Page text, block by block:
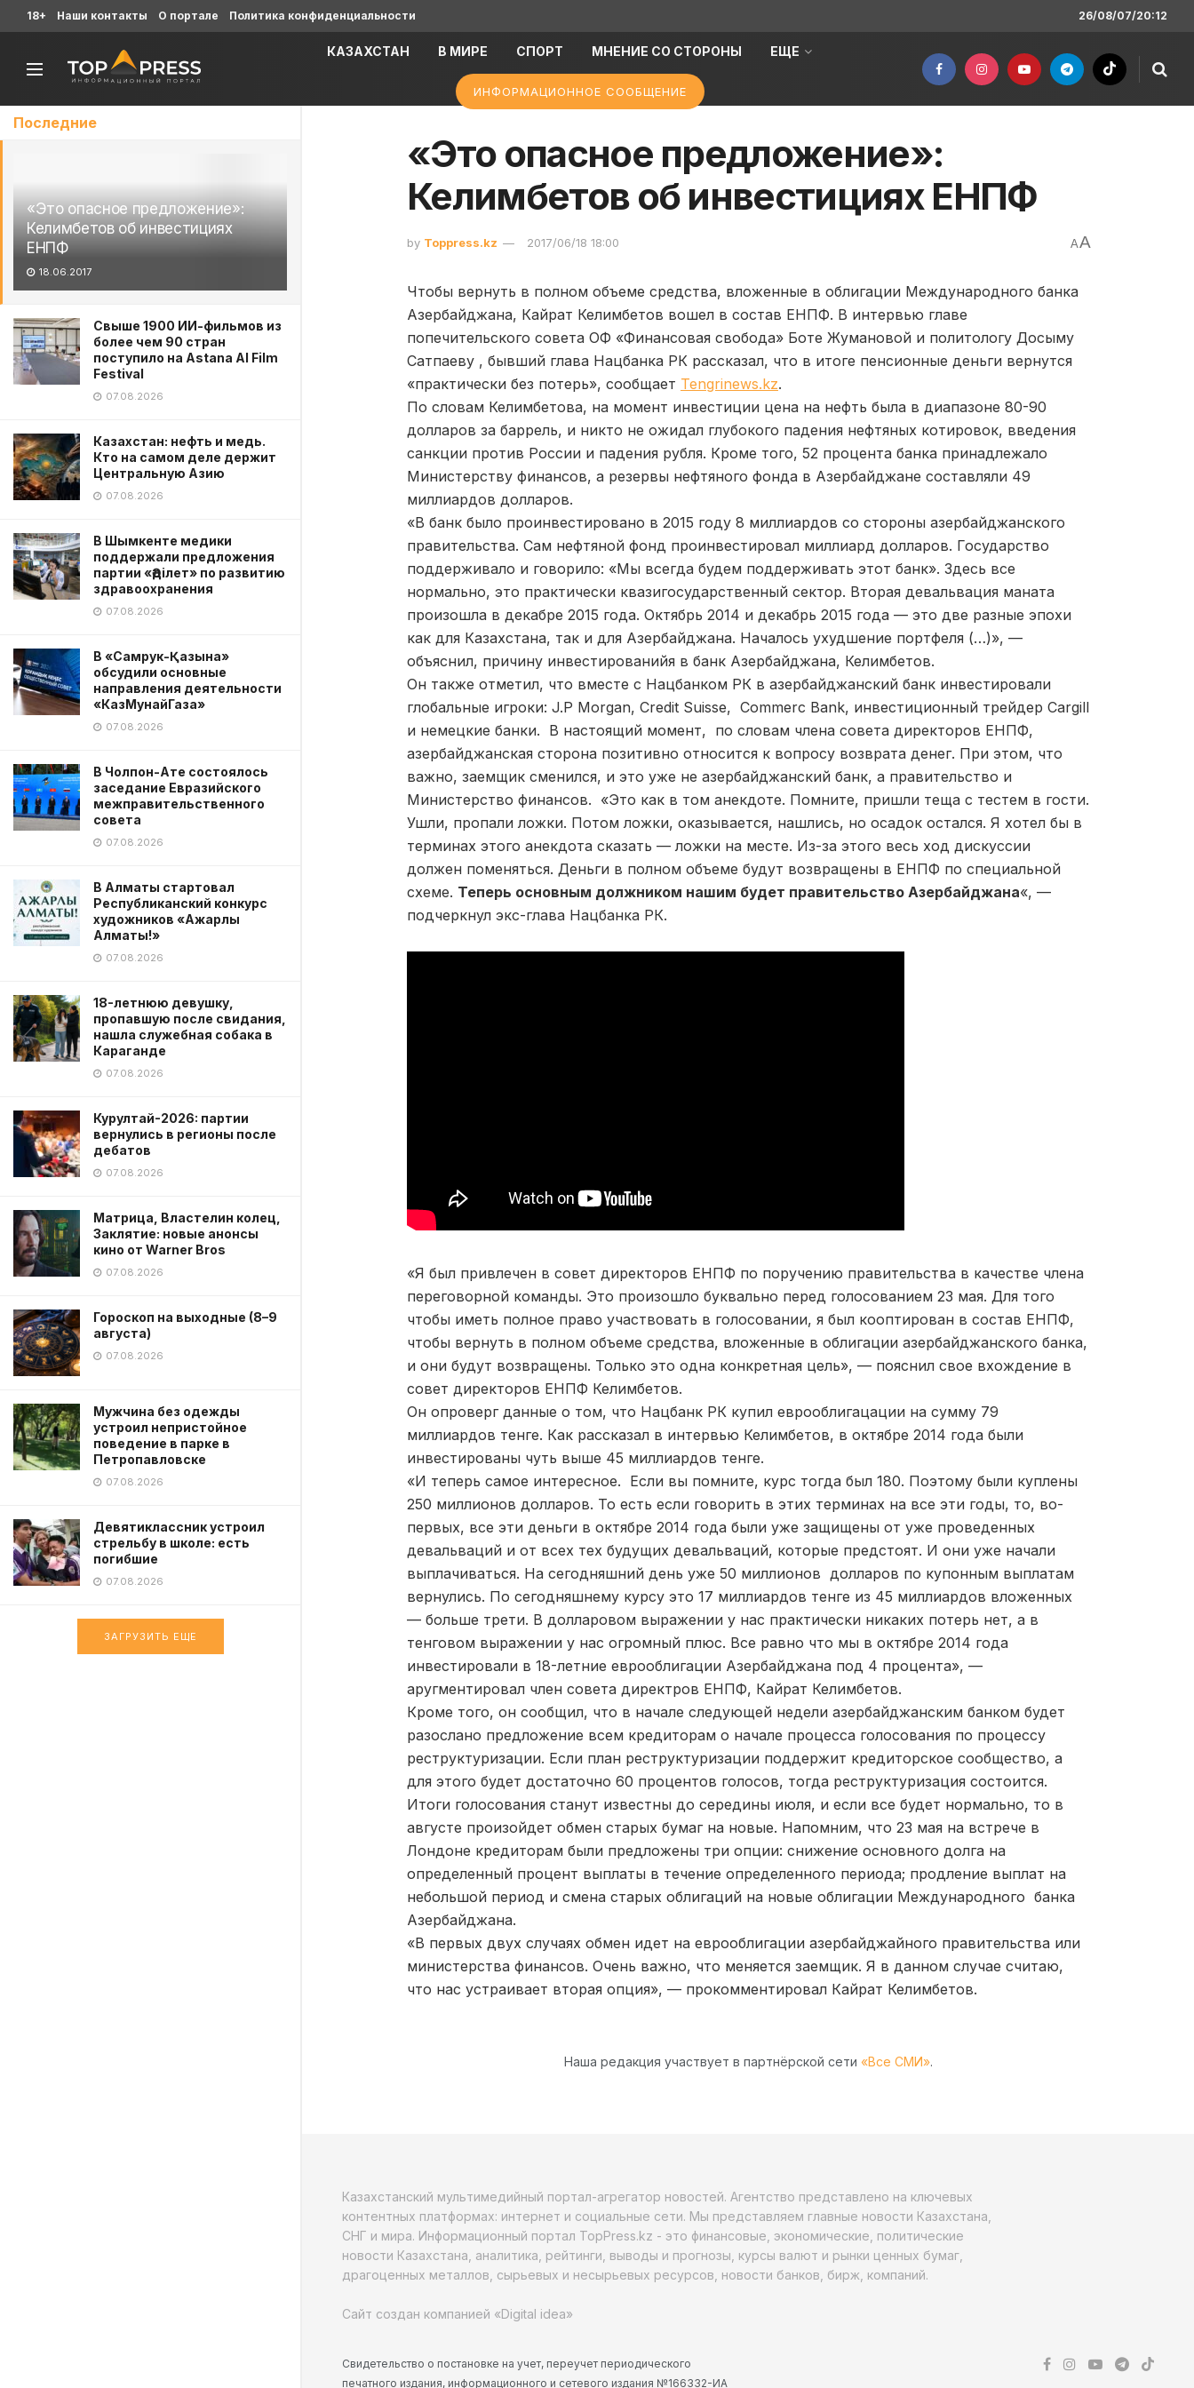
Последние
«Это опасное предложение»:
Келимбетов об инвестициях
ЕНПФ
18.06.2017
Свыше 1900 ИИ-фильмов из
более чем 90 стран
поступило на Astana AI Film
Festival
07.08.2026
Казахстан: нефть и медь.
Кто на самом деле держит
Центральную Азию
07.08.2026
В Шымкенте медики
поддержали предложения
партии «Әділет» по развитию
здравоохранения
07.08.2026
В «Самрук-Қазына»
обсудили основные
направления деятельности
«КазМунайГаза»
07.08.2026
В Чолпон-Ате состоялось
заседание Евразийского
межправительственного
совета
07.08.2026
В Алматы стартовал
Республиканский конкурс
художников «Ажарлы
Алматы!»
07.08.2026
18-летнюю девушку,
пропавшую после свидания,
нашла служебная собака в
Караганде
07.08.2026
Курултай-2026: партии
вернулись в регионы после
дебатов
07.08.2026
Матрица, Властелин колец,
Заклятие: новые анонсы
кино от Warner Bros
07.08.2026
Гороскоп на выходные (8–9
августа)
07.08.2026
Мужчина без одежды
устроил непристойное
поведение в парке в
Петропавловске
07.08.2026
Девятиклассник устроил
стрельбу в школе: есть
погибшие
07.08.2026
ЗАГРУЗИТЬ ЕЩЕ
18+ Наши контакты О портале Политика конфиденциальности 26/08/07/20:12
КАЗАХСТАН В МИРЕ СПОРТ МНЕНИЕ СО СТОРОНЫ ЕЩЕ
ИНФОРМАЦИОННОЕ СООБЩЕНИЕ
«Это опасное предложение»:
Келимбетов об инвестициях ЕНПФ
by Toppress.kz 2017/06/18 18:00 AA
Чтобы вернуть в полном объеме средства, вложенные в облигации Международного банка
Азербайджана, Кайрат Келимбетов вошел в состав ЕНПФ. В интервью главе
попечительского совета ОФ «Финансовая свобода» Боте Жумановой и политологу Досыму
Сатпаеву , бывший глава Нацбанка РК рассказал, что в итоге пенсионные деньги вернутся
«практически без потерь», сообщает Tengrinews.kz.
По словам Келимбетова, на момент инвестиции цена на нефть была в диапазоне 80-90
долларов за баррель, и никто не ожидал глубокого падения нефтяных котировок, введения
санкции против России и падения рубля. Кроме того, 52 процента банка принадлежало
Министерству финансов, а резервы нефтяного фонда в Азербайджане составляли 49
миллиардов долларов.
«В банк было проинвестировано в 2015 году 8 миллиардов со стороны азербайджанского
правительства. Сам нефтяной фонд проинвестировал миллиард долларов. Государство
поддерживало и говорило: «Мы всегда будем поддерживать этот банк». Здесь все
нормально, это практически квазигосударственный сектор. Вторая девальвация маната
произошла в декабре 2015 года. Октябрь 2014 и декабрь 2015 года — это две разные эпохи
как для Казахстана, так и для Азербайджана. Началось ухудшение портфеля (…)», —
объяснил, причину инвестированийя в банк Азербайджана, Келимбетов.
Он также отметил, что вместе с Нацбанком РК в азербайджанский банк инвестировали
глобальные игроки: J.P Morgan, Credit Suisse, Commerc Bank, инвестиционный трейдер Cargill
и немецкие банки. В настоящий момент, по словам члена совета директоров ЕНПФ,
азербайджанская сторона позитивно относится к вопросу возврата денег. При этом, что
важно, заемщик сменился, и это уже не азербайджанский банк, а правительство и
Министерство финансов. «Это как в том анекдоте. Помните, пришли теща с тестем в гости.
Ушли, пропали ложки. Потом ложки, оказывается, нашлись, но осадок остался. Я хотел бы в
терминах этого анекдота сказать — ложки на месте. Из-за этого весь ход дискуссии
должен поменяться. Деньги в полном объеме будут возвращены в ЕНПФ по специальной
схеме. Теперь основным должником нашим будет правительство Азербайджана«, —
подчеркнул экс-глава Нацбанка РК.
«Я был привлечен в совет директоров ЕНПФ по поручению правительства в качестве члена
переговорной команды. Это произошло буквально перед голосованием 23 мая. Для того
чтобы иметь полное право участвовать в голосовании, я был кооптирован в состав ЕНПФ,
чтобы вернуть в полном объеме средства, вложенные в облигации азербайджанского банка,
и они будут возвращены. Только это одна конкретная цель», — пояснил свое вхождение в
совет директоров ЕНПФ Келимбетов.
Он опроверг данные о том, что Нацбанк РК купил еврооблигацации на сумму 79
миллиардов тенге. Как рассказал в интервью Келимбетов, в октябре 2014 года были
инвестированы чуть выше 45 миллиардов тенге.
«И теперь самое интересное. Если вы помните, курс тогда был 180. Поэтому были куплены
250 миллионов долларов. То есть если говорить в этих терминах на все эти годы, то, во-
первых, все эти деньги в октябре 2014 года были уже защищены от уже проведенных
девальваций и от всех тех будущих девальваций, которые предстоят. И они уже начали
выплачиваться. На сегодняшний день уже 50 миллионов долларов по купонным выплатам
вернулись. По сегодняшнему курсу это 17 миллиардов тенге из 45 миллиардов вложенных
— больше трети. В долларовом выражении у нас практически никаких потерь нет, а в
тенговом выражении у нас огромный плюс. Все равно что мы в октябре 2014 года
инвестировали в 18-летние еврооблигации Азербайджана под 4 процента», —
аругментировал член совета директров ЕНПФ, Кайрат Келимбетов.
Кроме того, он сообщил, что в начале следующей недели азербайджанским банком будет
разослано предложение всем кредиторам о начале процесса голосования по процессу
реструктуризации. Если план реструктуризации поддержит кредиторское сообщество, а
для этого будет достаточно 60 процентов голосов, тогда реструктуризация состоится.
Итоги голосования станут известны до середины июля, и если все будет нормально, то в
августе произойдет обмен старых бумаг на новые. Напомним, что 23 мая на встрече в
Лондоне кредиторам были предложены три опции: снижение основного долга на
определенный процент выплаты в течение определенного периода; продление выплат на
небольшой период и смена старых облигаций на новые облигации Международного банка
Азербайджана.
«В первых двух случаях обмен идет на еврооблигации азербайджайного правительства или
министерства финансов. Очень важно, что меняется заемщик. Я в данном случае считаю,
что нас устраивает вторая опция», — прокомментировал Кайрат Келимбетов.
Наша редакция участвует в партнёрской сети «Все СМИ».
Казахстанский мультимедийный портал-агрегатор новостей. Агентство представлено на ключевых
контентных платформах: интернет и социальные сети. Мы представляем главные новости Казахстана,
СНГ и мира. Информационный портал TopPress.kz - это финансовые, экономические, политические
новости Казахстана, аналитика, рейтинги, выводы и прогнозы, курсы валют и рынки ценных бумаг,
драгоценных металлов, сырьевых и несырьевых ресурсов, новости банков, бирж, компаний.
Сайт создан компанией «Digital idea»
Свидетельство о постановке на учет, переучет периодического
печатного издания, информационного и сетевого издания №166332-ИА